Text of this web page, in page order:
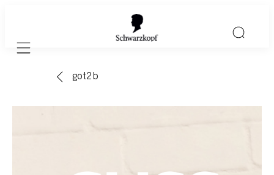
Mobile navigation
got2b